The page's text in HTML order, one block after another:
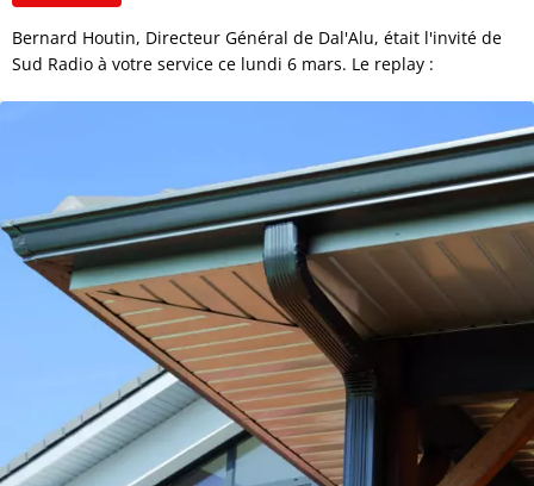
Bernard Houtin, Directeur Général de Dal'Alu, était l'invité de
Sud Radio à votre service ce lundi 6 mars. Le replay :